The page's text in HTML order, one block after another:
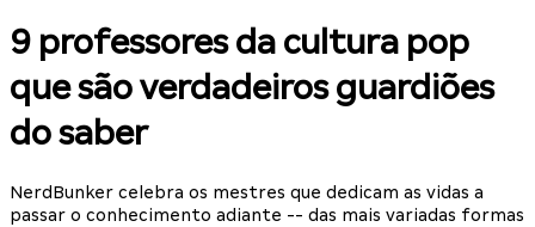
9 professores da cultura pop
que são verdadeiros guardiões
do saber
NerdBunker celebra os mestres que dedicam as vidas a
passar o conhecimento adiante -- das mais variadas formas